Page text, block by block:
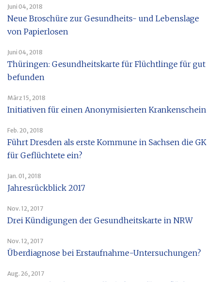
Juni 04, 2018
Neue Broschüre zur Gesundheits- und Lebenslage
von Papierlosen
Juni 04, 2018
Thüringen: Gesundheitskarte für Flüchtlinge für gut
befunden
März 15, 2018
Initiativen für einen Anonymisierten Krankenschein
Feb. 20, 2018
Führt Dresden als erste Kommune in Sachsen die GK
für Geflüchtete ein?
Jan. 01, 2018
Jahresrückblick 2017
Nov. 12, 2017
Drei Kündigungen der Gesundheitskarte in NRW
Nov. 12, 2017
Überdiagnose bei Erstaufnahme-Untersuchungen?
Aug. 26, 2017